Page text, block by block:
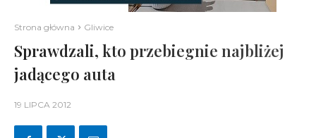
Strona główna Gliwice
Sprawdzali, kto przebiegnie najbliżej
jadącego auta
19 LIPCA 2012